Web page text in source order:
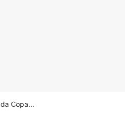
Copa...